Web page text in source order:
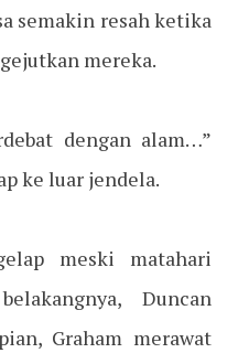
semakin resah ketika
mereka.
dengan alam…”
ke luar jendela.
meski matahari
Duncan
Graham merawat